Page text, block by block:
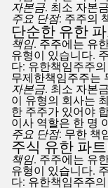
자본금. 최소 자본
주요 단점: 주주의
단순한 유한
책임. 주주에는 유
유형이 있습니다.
다: 유한책임주주
무제한책임주주는
자본금. 최소 자본
이 유형의 회사는
한 주주가 있어야
이사 역할은 한 명
주요 단점: 무한 책
주식 유한 파
책임. 주주에는 유
유형이 있습니다.
다: 유한책임주주